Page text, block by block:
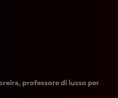
professore di lusso per